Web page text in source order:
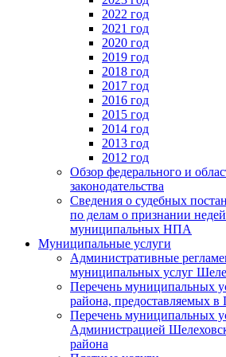
2022 год
2021 год
2020 год
2019 год
2018 год
2017 год
2016 год
2015 год
2014 год
2013 год
2012 год
Обзор федерального и
законодательства
Сведения о судебных
по делам о признании
муниципальных НПА
Муниципальные услуги
Административные
муниципальных услуг
Перечень муниципальных
района,
Перечень муниципальных
Администрацией
района